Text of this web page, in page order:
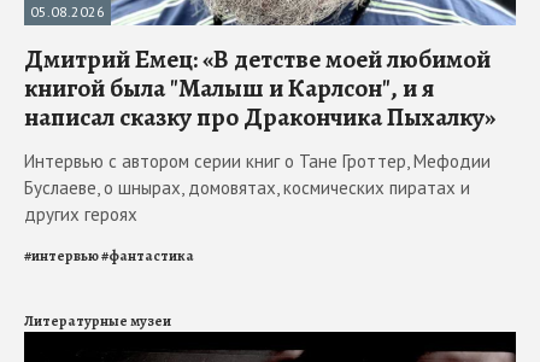
05.08.2026
Дмитрий Емец: «В детстве моей любимой
книгой была "Малыш и Карлсон", и я
написал сказку про Дракончика Пыхалку»
Интервью с автором серии книг о Тане Гроттер, Мефодии
Буслаеве, о шнырах, домовятах, космических пиратах и
других героях
#интервью#фантастика
Литературные музеи